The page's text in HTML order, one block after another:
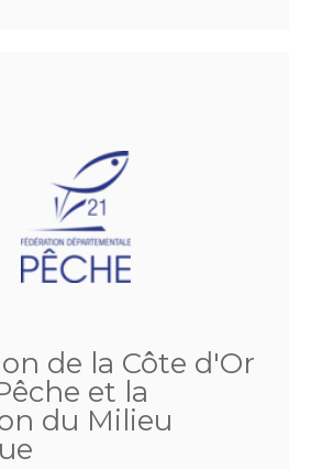
de la Côte d'Or
et la
du Milieu